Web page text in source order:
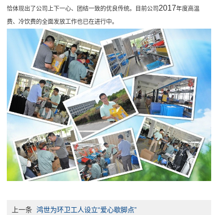
恰体现出了公司上下一心、团结一致的优良传统。目前公司 2017年度高温
费、冷饮费的全面发放工作也已在进行中。
上一条 鸿世为环卫工人设立“爱心歇脚点”